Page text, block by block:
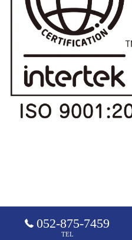
052-875-7459
TEL